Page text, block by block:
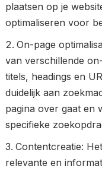
plaatsen op je
optimaliseren voor
On-page
van verschillende
titels, headings en
duidelijk aan
pagina over gaat en
specifieke
Contentcreatie:
relevante en